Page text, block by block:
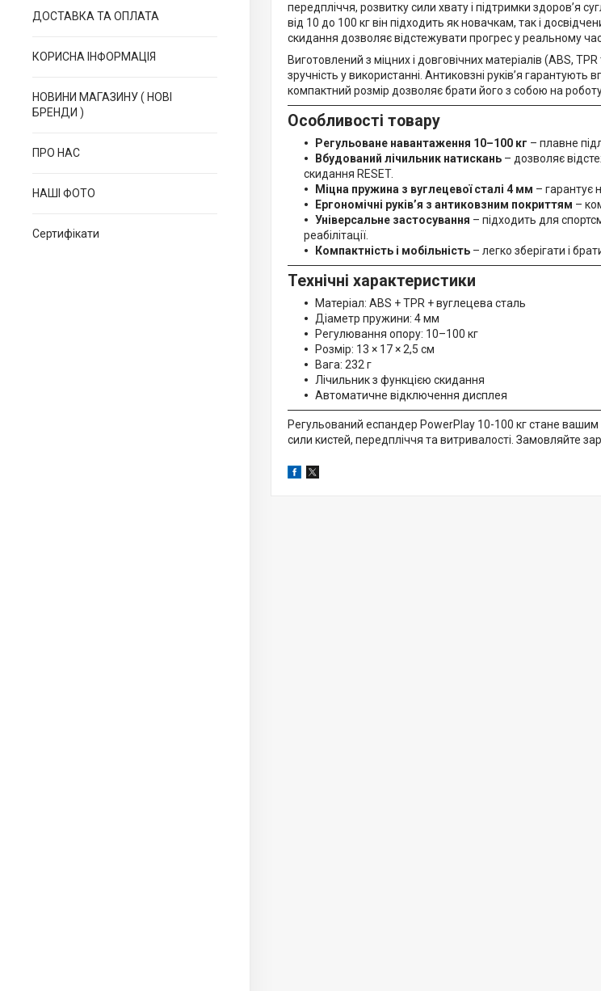
ДОСТАВКА ТА ОПЛАТА
КОРИСНА ІНФОРМАЦІЯ
НОВИНИ МАГАЗИНУ ( НОВІ
БРЕНДИ )
ПРО НАС
НАШІ ФОТО
Сертифікати
передпліччя, розвитку сили хвату і підтримки здоров’я
від 10 до 100 кг він підходить як новачкам, так і
скидання дозволяє відстежувати прогрес у реальному
Виготовлений з міцних і довговічних матеріалів (ABS,
зручність у використанні. Антиковзні руків’я
компактний розмір дозволяє брати його з собою на
Особливості товару
Регульоване навантаження 10–100 кг – плавне
Вбудований лічильник натискань – дозволяє
скидання RESET.
Міцна пружина з вуглецевої сталі 4 мм – гарантує
Ергономічні руків’я з антиковзним покриттям –
Універсальне застосування – підходить для
реабілітації.
Компактність і мобільність – легко зберігати і
Технічні характеристики
Матеріал: ABS + TPR + вуглецева сталь
Діаметр пружини: 4 мм
Регулювання опору: 10–100 кг
Розмір: 13 × 17 × 2,5 см
Вага: 232 г
Лічильник з функцією скидання
Автоматичне відключення дисплея
Регульований еспандер PowerPlay 10-100 кг стане
сили кистей, передпліччя та витривалості. Замовляйте